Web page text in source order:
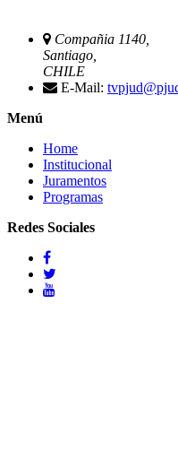
Compañia 1140,
Santiago,
CHILE
E-Mail:
Menú
Home
Institucional
Juramentos
Programas
Redes Sociales